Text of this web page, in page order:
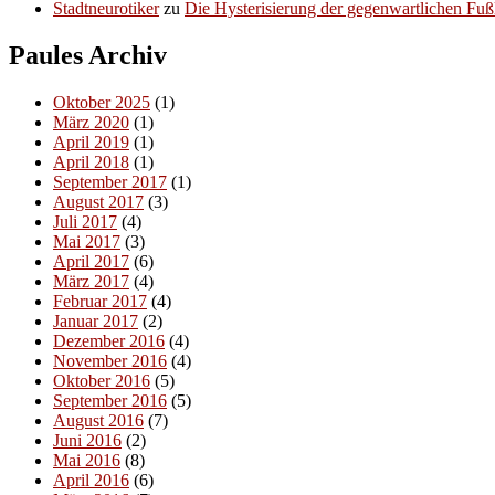
Stadtneurotikerzu Die Hysterisierung der gegenwartlichen
Paules Archiv
Oktober 2025 (1)
März 2020 (1)
April 2019 (1)
April 2018 (1)
September 2017 (1)
August 2017 (3)
Juli 2017 (4)
Mai 2017 (3)
April 2017 (6)
März 2017 (4)
Februar 2017 (4)
Januar 2017 (2)
Dezember 2016 (4)
November 2016 (4)
Oktober 2016 (5)
September 2016 (5)
August 2016 (7)
Juni 2016 (2)
Mai 2016 (8)
April 2016 (6)